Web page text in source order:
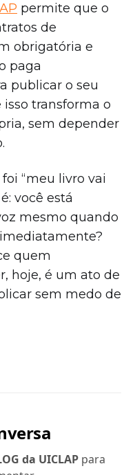
permite que o
de
obrigatória e
paga
publicar o seu
transforma o
sem depender
“meu livro vai
você está
mesmo quando
quem
hoje, é um ato de
sem medo de